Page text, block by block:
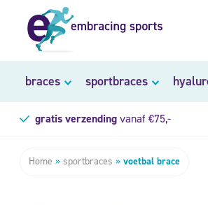
braces sportbraces
gratis verzendingvanaf €75,-
Home » sportbraces » voetbal brace